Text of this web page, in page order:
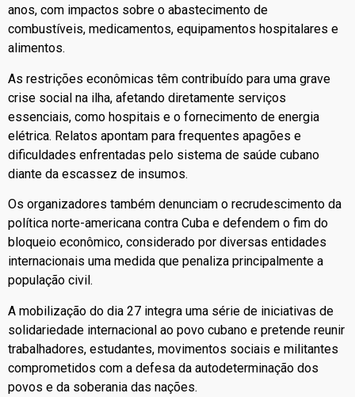
anos, com impactos sobre o abastecimento de
combustíveis, medicamentos, equipamentos hospitalares e
alimentos.
As restrições econômicas têm contribuído para uma grave
crise social na ilha, afetando diretamente serviços
essenciais, como hospitais e o fornecimento de energia
elétrica. Relatos apontam para frequentes apagões e
dificuldades enfrentadas pelo sistema de saúde cubano
diante da escassez de insumos.
Os organizadores também denunciam o recrudescimento da
política norte-americana contra Cuba e defendem o fim do
bloqueio econômico, considerado por diversas entidades
internacionais uma medida que penaliza principalmente a
população civil.
A mobilização do dia 27 integra uma série de iniciativas de
solidariedade internacional ao povo cubano e pretende reunir
trabalhadores, estudantes, movimentos sociais e militantes
comprometidos com a defesa da autodeterminação dos
povos e da soberania das nações.